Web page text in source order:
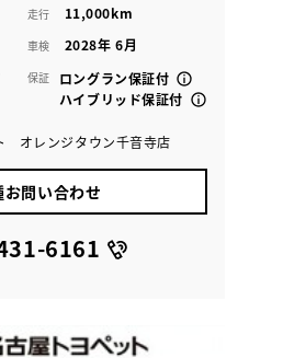
走行 11,000km
車検 2028年 6月
保証
ロングラン保証付
ハイブリッド保証付
オレンジタウン千音寺店
お問い合わせ
6161